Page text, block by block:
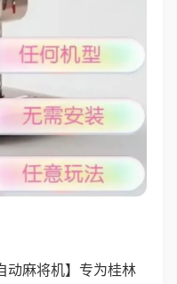
动麻将机】专为桂林